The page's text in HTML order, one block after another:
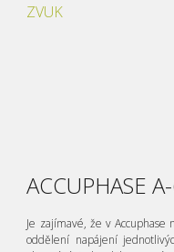
ZVUK
ACCUPHASE
Je zajímavé, že v
oddělení napájení